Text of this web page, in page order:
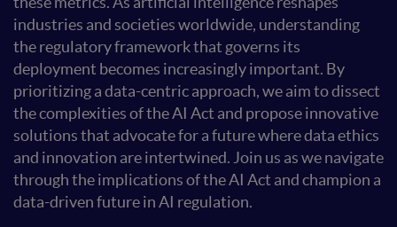
industries and societies worldwide, understanding
the regulatory framework that governs its
deployment becomes increasingly important. By
prioritizing a data-centric approach, we aim to dissect
the complexities of the AI Act and propose innovative
solutions that advocate for a future where data ethics
and innovation are intertwined. Join us as we navigate
through the implications of the AI Act and champion a
data-driven future in AI regulation.